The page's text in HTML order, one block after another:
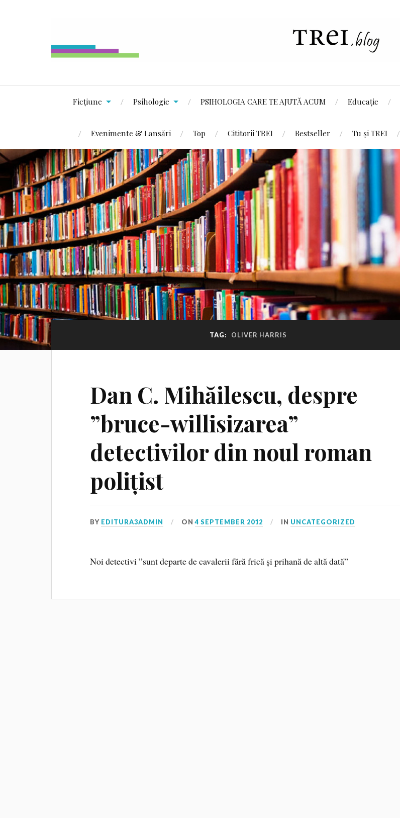
Ficțiune Psihologie PSIHOLOGIA CARE TE AJUTĂ ACUM Educație
Evenimente & Lansări Top Cititorii TREI Bestseller Tu și TREI
TAG: OLIVER HARRIS
Dan C. Mihăilescu, despre
”bruce-willisizarea”
detectivilor din noul roman
polițist
BY EDITURA3ADMIN ON4 SEPTEMBER 2012 IN UNCATEGORIZED
Noi detectivi ”sunt departe de cavalerii fără frică și prihană de altă dată”